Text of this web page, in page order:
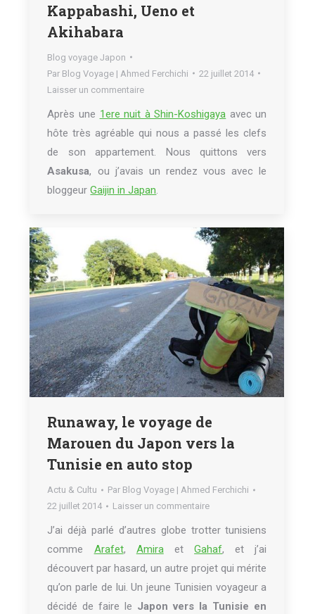
Kappabashi, Ueno et
Akihabara
Blog voyage Japon
Par Blog Voyage | Ahmed Ferchichi
22 juillet 2014
Laisser un commentaire
Après une 1ere nuit à Shin-Koshigaya avec un
hôte très agréable qui nous a passé les clefs
de son appartement. Nous quittons vers
Asakusa, ou j’avais un rendez vous avec le
bloggeurGaijin in Japan
Runaway, le voyage de
Marouen du Japon vers la
Tunisie en auto stop
Actu & Cultu Par Blog Voyage | Ahmed Ferchichi
22 juillet 2014
Laisser un commentaire
J’ai déjà parlé d’autres globe trotter tunisiens
comme Arafet, AmiraetGahaf, et j’ai
découvert par hasard, un autre projet qui mérite
qu’on parle de lui. Un jeune Tunisien voyageur a
décidé de faire le Japon vers la Tunisie en